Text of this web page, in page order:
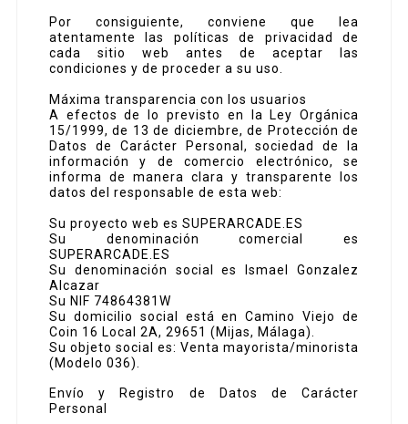
Por consiguiente, conviene que lea
atentamente las políticas de privacidad de
cada sitio web antes de aceptar las
condiciones y de proceder a su uso.
Máxima transparencia con los usuarios
A efectos de lo previsto en la Ley Orgánica
15/1999, de 13 de diciembre, de Protección de
Datos de Carácter Personal, sociedad de la
información y de comercio electrónico, se
informa de manera clara y transparente los
datos del responsable de esta web:
Su proyecto web es SUPERARCADE.ES
Su denominación comercial es
SUPERARCADE.ES
Su denominación social es Ismael Gonzalez
Alcazar
Su NIF 74864381W
Su domicilio social está en Camino Viejo de
Coin 16 Local 2A, 29651 (Mijas, Málaga).
Su objeto social es: Venta mayorista/minorista
(Modelo 036).
Envío y Registro de Datos de Carácter
Personal